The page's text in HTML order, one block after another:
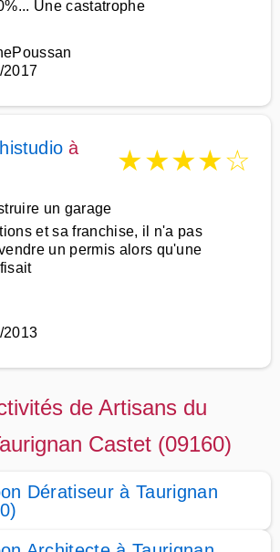
Une castatrophe
2017
à
★★★★☆
un garage
et sa franchise, il n'a pas
un permis alors qu'une
2013
de Artisans du
Castet (09160)
Dératiseur à Taurignan